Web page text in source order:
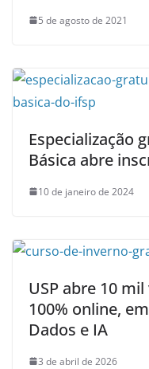
5 de agosto de 2021
Especialização
Básica abre
10 de janeiro de 2024
USP abre 10
100% online,
Dados e IA
3 de abril de 2026